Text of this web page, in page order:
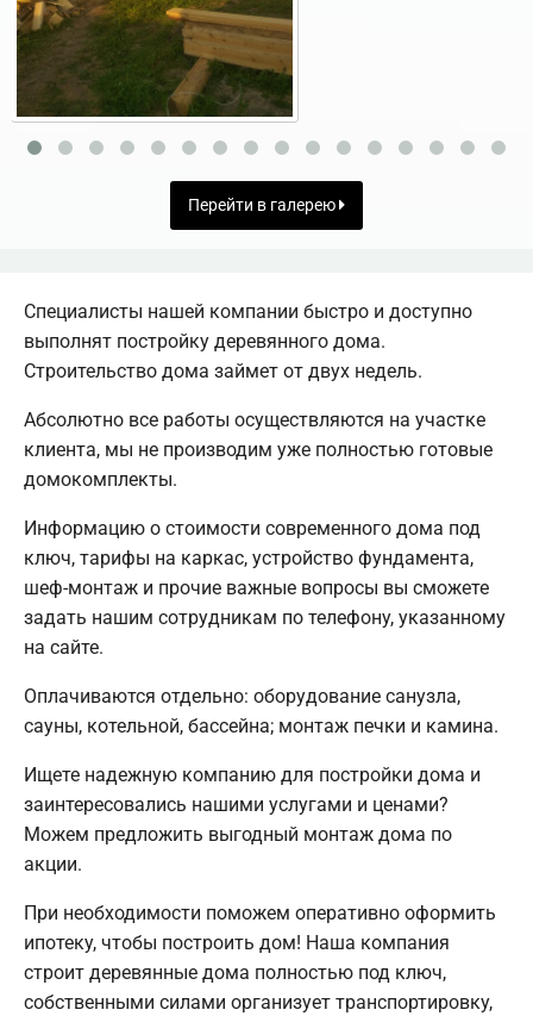
Перейти в галерею
Специалисты нашей компании быстро и доступно
выполнят постройку деревянного дома.
Строительство дома займет от двух недель.
Абсолютно все работы осуществляются на участке
клиента, мы не производим уже полностью готовые
домокомплекты.
Информацию о стоимости современного дома под
ключ, тарифы на каркас, устройство фундамента,
шеф-монтаж и прочие важные вопросы вы сможете
задать нашим сотрудникам по телефону, указанному
на сайте.
Оплачиваются отдельно: оборудование санузла,
сауны, котельной, бассейна; монтаж печки и камина.
Ищете надежную компанию для постройки дома и
заинтересовались нашими услугами и ценами?
Можем предложить выгодный монтаж дома по
акции.
При необходимости поможем оперативно оформить
ипотеку, чтобы построить дом! Наша компания
строит деревянные дома полностью под ключ,
собственными силами организует транспортировку,